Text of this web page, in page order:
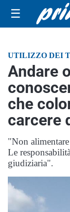
☰
UTILIZZO DEI
Andare
che
carcere
"Non
Le
giudiziaria".